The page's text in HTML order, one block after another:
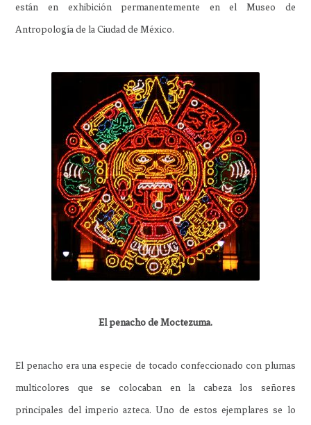
están en exhibición permanentemente en el Museo de
Antropología de la Ciudad de México.
El penacho de Moctezuma.
El penacho era una especie de tocado confeccionado con plumas
multicolores que se colocaban en la cabeza los señores
principales del imperio azteca. Uno de estos ejemplares se lo